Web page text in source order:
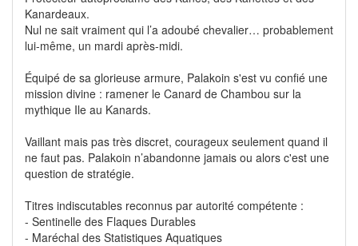
Kanardeaux.
Nul ne sait vraiment qui l’a adoubé chevalier… probablement
lui-même, un mardi après-midi.
Équipé de sa glorieuse armure, Palakoin s'est vu confié une
mission divine : ramener le Canard de Chambou sur la
mythique Ile au Kanards.
Vaillant mais pas très discret, courageux seulement quand il
ne faut pas. Palakoin n’abandonne jamais ou alors c'est une
question de stratégie.
Titres indiscutables reconnus par autorité compétente :
- Sentinelle des Flaques Durables
- Maréchal des Statistiques Aquatiques